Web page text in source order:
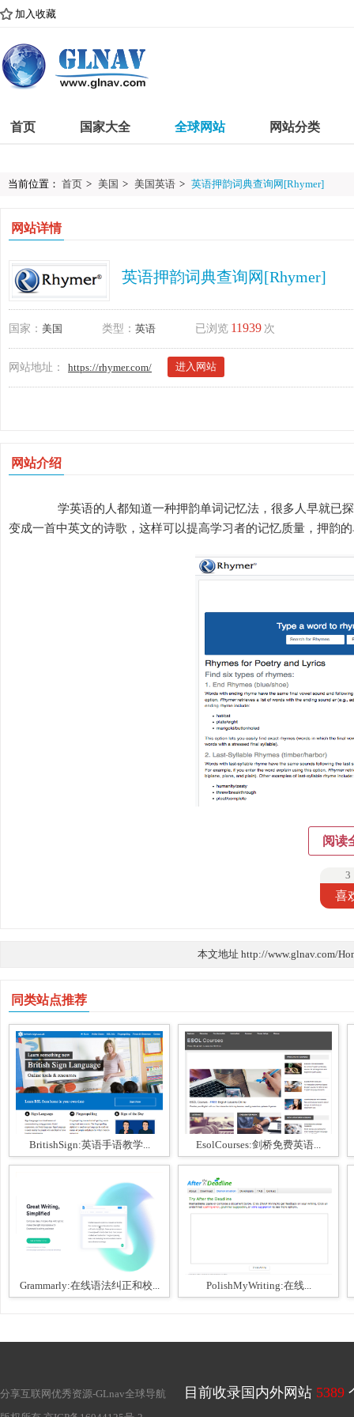
加入收藏
首页 国家大全 全球网站 网站分类
当前位置： 首页 > 美国 > 美国英语 > 英语押韵词典查询网[Rhymer]
网站详情
英语押韵词典查询网[Rhymer]
国家： 美国 类型： 英语 已浏览 11939 次
网站地址： https://rhymer.com/ 进入网站
网站介绍
学英语的人都知道一种押韵单词记忆法，很多人早就已探
变成一首中英文的诗歌，这样可以提高学习者的记忆质量，押韵
阅读
3
喜
本文地址 http://www.glnav.com/
同类站点推荐
BritishSign:英语手语教学... EsolCourses:剑桥免费英语...
Grammarly:在线语法纠正和校... PolishMyWriting:在线...
分享互联网优秀资源-GLnav全球导航 目前收录国内外网站 5389